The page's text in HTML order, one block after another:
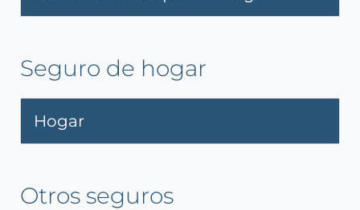
Seguro de hogar
Hogar
Otros seguros